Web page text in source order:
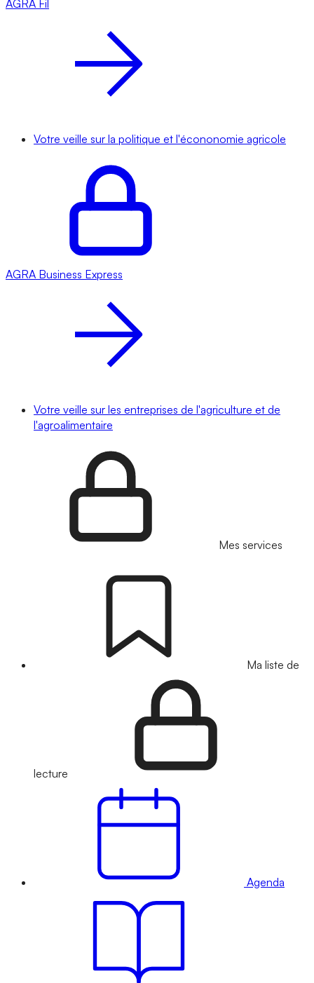
AGRA Fil
Votre veille sur la politique et l'écononomie agricole
AGRA Business Express
Votre veille sur les entreprises de l'agriculture et de
l'agroalimentaire
Mes services
Ma liste de
lecture
Agenda